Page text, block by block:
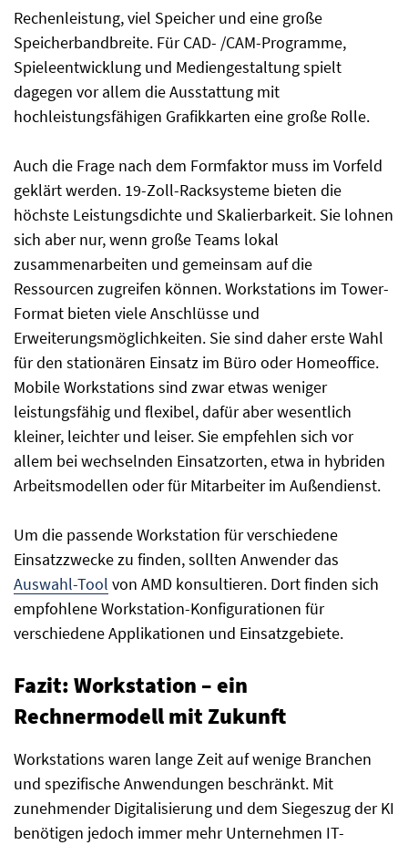
Rechenleistung, viel Speicher und eine große
Speicherbandbreite. Für CAD- /CAM-Programme,
Spieleentwicklung und Mediengestaltung spielt
dagegen vor allem die Ausstattung mit
hochleistungsfähigen Grafikkarten eine große Rolle.
Auch die Frage nach dem Formfaktor muss im Vorfeld
geklärt werden. 19-Zoll-Racksysteme bieten die
höchste Leistungsdichte und Skalierbarkeit. Sie lohnen
sich aber nur, wenn große Teams lokal
zusammenarbeiten und gemeinsam auf die
Ressourcen zugreifen können. Workstations im Tower-
Format bieten viele Anschlüsse und
Erweiterungsmöglichkeiten. Sie sind daher erste Wahl
für den stationären Einsatz im Büro oder Homeoffice.
Mobile Workstations sind zwar etwas weniger
leistungsfähig und flexibel, dafür aber wesentlich
kleiner, leichter und leiser. Sie empfehlen sich vor
allem bei wechselnden Einsatzorten, etwa in hybriden
Arbeitsmodellen oder für Mitarbeiter im Außendienst.
Um die passende Workstation für verschiedene
Einsatzzwecke zu finden, sollten Anwender das
Auswahl-Tool von AMD konsultieren. Dort finden sich
empfohlene Workstation-Konfigurationen für
verschiedene Applikationen und Einsatzgebiete.
Fazit: Workstation – ein
Rechnermodell mit Zukunft
Workstations waren lange Zeit auf wenige Branchen
und spezifische Anwendungen beschränkt. Mit
zunehmender Digitalisierung und dem Siegeszug der KI
benötigen jedoch immer mehr Unternehmen IT-